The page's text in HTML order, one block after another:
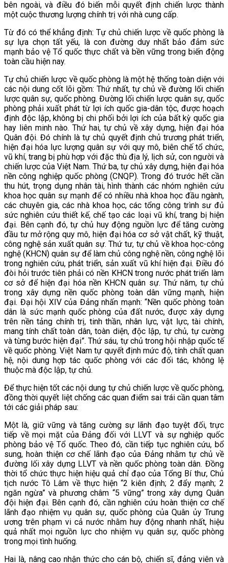
bên ngoài, và điều đó biến mỗi quyết định chiến lược thành
một cuộc thương lượng chính trị với nhà cung cấp.
Từ đó có thể khẳng định: Tự chủ chiến lược về quốc phòng là
sự lựa chọn tất yếu, là con đường duy nhất bảo đảm sức
mạnh bảo vệ Tổ quốc thực chất và bền vững trong biến động
toàn cầu hiện nay.
Tự chủ chiến lược về quốc phòng là một hệ thống toàn diện với
các nội dung cốt lõi gồm: Thứ nhất, tự chủ về đường lối chiến
lược quân sự, quốc phòng. Đường lối chiến lược quân sự, quốc
phòng phải xuất phát từ lợi ích quốc gia-dân tộc, được hoạch
định độc lập, không bị chi phối bởi lợi ích của bất kỳ quốc gia
hay liên minh nào. Thứ hai, tự chủ về xây dựng, hiện đại hóa
Quân đội. Đó chính là tự chủ quyết định chủ trương phát triển,
hiện đại hóa lực lượng quân sự với quy mô, biên chế tổ chức,
vũ khí, trang bị phù hợp với đặc thù địa lý, lịch sử, con người và
chiến lược của Việt Nam. Thứ ba, tự chủ xây dựng, hiện đại hóa
nền công nghiệp quốc phòng (CNQP). Trong đó trước hết cần
thu hút, trọng dụng nhân tài, hình thành các nhóm nghiên cứu
khoa học quân sự mạnh để có nhiều nhà khoa học đầu ngành,
các chuyên gia, các nhà khoa học, các tổng công trình sư đủ
sức nghiên cứu thiết kế, chế tạo các loại vũ khí, trang bị hiện
đại. Bên cạnh đó, tự chủ huy động nguồn lực để tăng cường
đầu tư mở rộng quy mô, hiện đại hóa cơ sở vật chất, kỹ thuật,
công nghệ sản xuất quân sự. Thứ tư, tự chủ về khoa học-công
nghệ (KHCN) quân sự để làm chủ công nghệ nền, công nghệ lõi
trong nghiên cứu, phát triển, sản xuất vũ khí hiện đại. Điều đó
đòi hỏi trước tiên phải có nền KHCN trong nước phát triển làm
cơ sở để hiện đại hóa nền KHCN quân sự. Thứ năm, tự chủ
trong xây dựng nền quốc phòng toàn dân vững mạnh, hiện
đại. Đại hội XIV của Đảng nhấn mạnh: “Nền quốc phòng toàn
dân là sức mạnh quốc phòng của đất nước, được xây dựng
trên nền tảng chính trị, tinh thần, nhân lực, vật lực, tài chính,
mang tính chất toàn dân, toàn diện, độc lập, tự chủ, tự cường
và từng bước hiện đại”. Thứ sáu, tự chủ trong hội nhập quốc tế
về quốc phòng. Việt Nam tự quyết định mức độ, tính chất quan
hệ, nội dung hợp tác quốc phòng với các đối tác, không lệ
thuộc mà độc lập, tự chủ.
Để thực hiện tốt các nội dung tự chủ chiến lược về quốc phòng,
đồng thời quyết liệt chống các quan điểm sai trái cần quan tâm
tới các giải pháp sau:
Một là, giữ vững và tăng cường sự lãnh đạo tuyệt đối, trực
tiếp về mọi mặt của Đảng đối với LLVT và sự nghiệp quốc
phòng bảo vệ Tổ quốc. Theo đó, cần tiếp tục nghiên cứu, bổ
sung, hoàn thiện cơ chế lãnh đạo của Đảng nhằm tự chủ về
đường lối xây dựng LLVT và nền quốc phòng toàn dân. Đồng
thời tổ chức thực hiện hiệu quả chỉ đạo của Tổng Bí thư, Chủ
tịch nước Tô Lâm về thực hiện “2 kiên định; 2 đẩy mạnh; 2
ngăn ngừa” và phương châm “5 vững” trong xây dựng Quân
đội hiện đại. Bên cạnh đó, cần nghiên cứu hoàn thiện cơ chế
lãnh đạo nhiệm vụ quân sự, quốc phòng của Quân ủy Trung
ương trên phạm vi cả nước nhằm huy động nhanh nhất, hiệu
quả nhất mọi nguồn lực cho nhiệm vụ quân sự, quốc phòng
trong mọi tình huống.
Hai là, nâng cao nhận thức cho cán bộ, chiến sĩ, đảng viên và